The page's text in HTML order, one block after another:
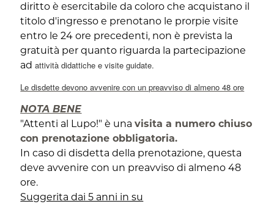
diritto è esercitabile da coloro che acquistano il
titolo d'ingresso e prenotano le prorpie visite
entro le 24 ore precedenti, non è prevista la
gratuità per quanto riguarda la partecipazione
adattività didattiche e visite guidate.
Le disdette devono avvenire con un preavviso di almeno 48 ore
NOTA BENE
"Attenti al Lupo!" è unavisita a numero chiuso
con prenotazione obbligatoria.
In caso di disdetta della prenotazione, questa
deve avvenire con un preavviso di almeno 48
ore.
Suggerita dai 5 anni in su